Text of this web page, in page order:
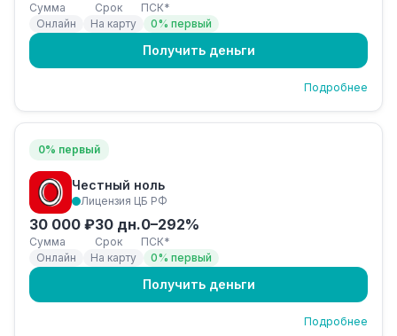
Сумма Срок
ПСК*
Онлайн
На карту 0% первый
Получить деньги
Подробнее
0% первый
Честный ноль
Лицензия ЦБ РФ
30 000 ₽
Сумма
30 дн.
Срок
0–292%
ПСК*
Онлайн
На карту 0% первый
Получить деньги
Подробнее